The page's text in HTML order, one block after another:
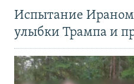
Испытание
улыбки Трампа и